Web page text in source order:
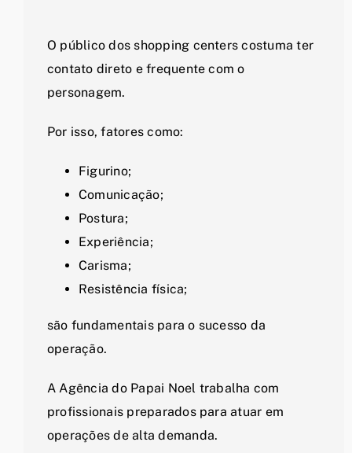
O público dos shopping centers costuma ter
contato direto e frequente com o
personagem.
Por isso, fatores como:
Figurino;
Comunicação;
Postura;
Experiência;
Carisma;
Resistência física;
são fundamentais para o sucesso da
operação.
A Agência do Papai Noel trabalha com
profissionais preparados para atuar em
operações de alta demanda.